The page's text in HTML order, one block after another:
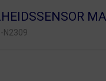
N2309